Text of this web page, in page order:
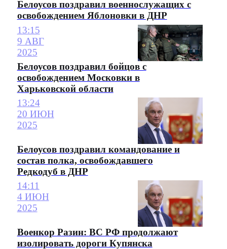
Белоусов поздравил военнослужащих с
освобождением Яблоновки в ДНР
13:15
9 АВГ
2025
Белоусов поздравил бойцов с
освобождением Московки в
Харьковской области
13:24
20 ИЮН
2025
Белоусов поздравил командование и
состав полка, освобождавшего
Редкодуб в ДНР
14:11
4 ИЮН
2025
Военкор Разин: ВС РФ продолжают
изолировать дороги Купянска